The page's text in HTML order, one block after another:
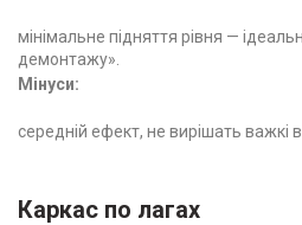
мінімальне підняття рівня —
демонтажу».
Мінуси:
середній ефект, не вирішать важкі
Каркас по лагах